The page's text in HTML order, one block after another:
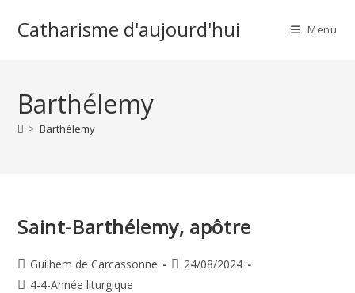
Catharisme d'aujourd'hui Menu
Barthélemy
> Barthélemy
Saint-Barthélemy, apôtre
Auteur/autrice
de
Guilhem de Carcassonne
Publication
24/08/2024
Post4-4-Année liturgique